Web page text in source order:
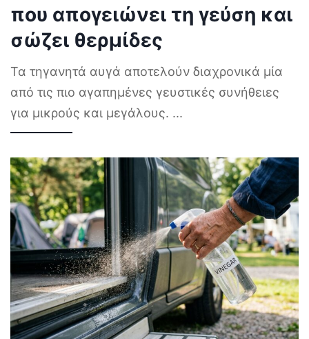
που απογειώνει τη γεύση και
σώζει θερμίδες
Τα τηγανητά αυγά αποτελούν διαχρονικά μία
από τις πιο αγαπημένες γευστικές συνήθειες
για μικρούς και μεγάλους. ...